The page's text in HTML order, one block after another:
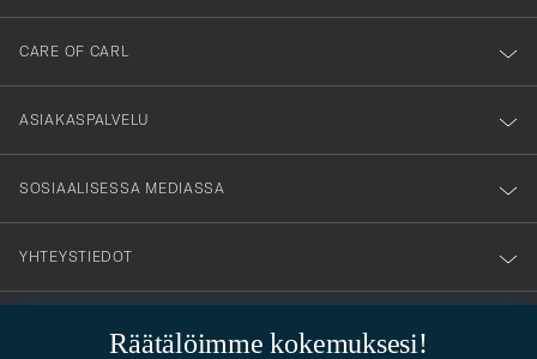
Räätälöimme kokemuksesi!
dig
till
vårt
nyhetsbrev!
CARE OF CARL
ASIAKASPALVELU
SOSIAALISESSA MEDIASSA
YHTEYSTIEDOT
PUKEUTUMISNEUVONTA